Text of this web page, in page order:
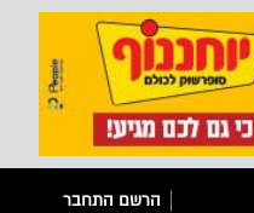
הרשם התחבר